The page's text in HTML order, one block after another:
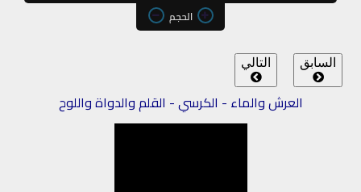
الحجم
السابق التالي
العرش والماء - الكرسي - القلم والدواة واللوح